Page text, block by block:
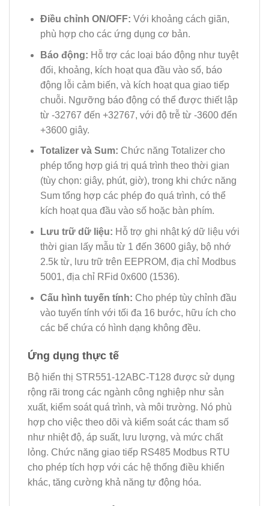
Điều chỉnh ON/OFF: Với khoảng cách giãn,
phù hợp cho các ứng dụng cơ bản.
Báo động: Hỗ trợ các loại báo động như tuyệt
đối, khoảng, kích hoạt qua đầu vào số, báo
động lỗi cảm biến, và kích hoạt qua giao tiếp
chuỗi. Ngưỡng báo động có thể được thiết lập
từ -32767 đến +32767, với độ trễ từ -3600 đến
+3600 giây.
Totalizer và Sum: Chức năng Totalizer cho
phép tổng hợp giá trị quá trình theo thời gian
(tùy chọn: giây, phút, giờ), trong khi chức năng
Sum tổng hợp các phép đo quá trình, có thể
kích hoạt qua đầu vào số hoặc bàn phím.
Lưu trữ dữ liệu: Hỗ trợ ghi nhật ký dữ liệu với
thời gian lấy mẫu từ 1 đến 3600 giây, bộ nhớ
2.5k từ, lưu trữ trên EEPROM, địa chỉ Modbus
5001, địa chỉ RFid 0x600 (1536).
Cấu hình tuyến tính: Cho phép tùy chỉnh đầu
vào tuyến tính với tối đa 16 bước, hữu ích cho
các bể chứa có hình dạng không đều.
Ứng dụng thực tế
Bộ hiển thị STR551-12ABC-T128 được sử dụng
rộng rãi trong các ngành công nghiệp như sản
xuất, kiểm soát quá trình, và môi trường. Nó phù
hợp cho việc theo dõi và kiểm soát các tham số
như nhiệt độ, áp suất, lưu lượng, và mức chất
lỏng. Chức năng giao tiếp RS485 Modbus RTU
cho phép tích hợp với các hệ thống điều khiển
khác, tăng cường khả năng tự động hóa.